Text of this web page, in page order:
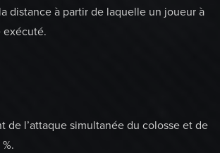
distance à partir de laquelle un joueur à
exécuté.
de l’attaque simultanée du colosse et de